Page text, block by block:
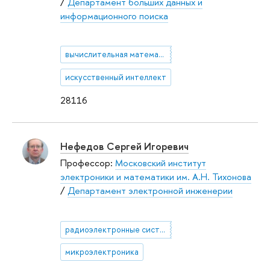
28116
информационного поиска
вычислительная математика
искусственный интеллект
Нефедов Сергей Игоревич
Профессор: Московский институт
электроники и математики им. А.Н. Тихонова
/Департамент электронной инженерии
радиоэлектронные системы
микроэлектроника